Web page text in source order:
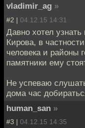
vladimir_ag »
#2 | 04.12.15 14:31
Давно хотел
Кирова, в
человека и районы
памятники ему
Не успеваю
дома час
human_san »
#3 | 04.12.15 14:35